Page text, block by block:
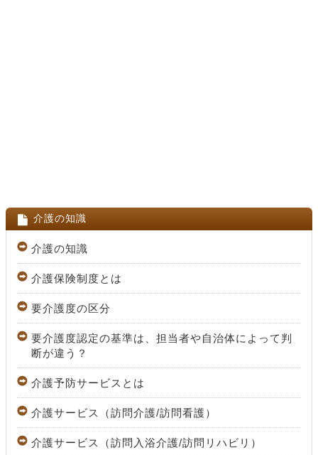
介護の知識
介護の知識
介護保険制度とは
要介護度の区分
要介護度認定の基準は、担当者や自治体によって判
断が違う？
介護予防サービスとは
介護サービス（訪問介護/訪問看護）
介護サービス（訪問入浴介護/訪問リハビリ）